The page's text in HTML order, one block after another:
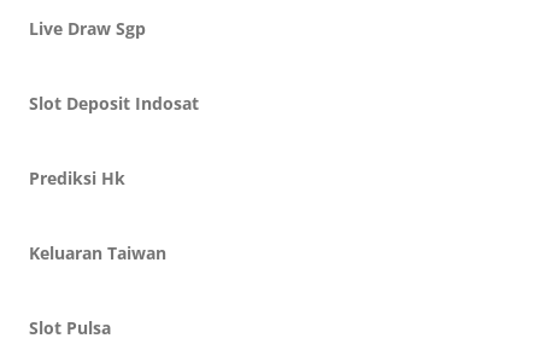
Live Draw Sgp
Slot Deposit Indosat
Prediksi Hk
Keluaran Taiwan
Slot Pulsa